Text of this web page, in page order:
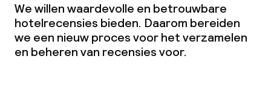
We willen waardevolle en betrouwbare
hotelrecensies bieden. Daarom bereiden
we een nieuw proces voor het verzamelen
en beheren van recensies voor.